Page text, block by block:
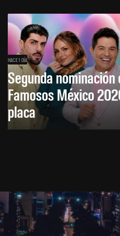
HACE 1 DÍA
Segunda nominación
Famosos México
placa